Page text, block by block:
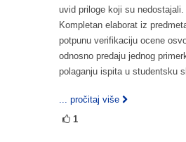
uvid priloge koji su nedostajali.
Kompletan elaborat iz
potpunu verifikaciju ocene
odnosno predaju jednog
polaganju ispita u studentsku
... pročitaj više
1